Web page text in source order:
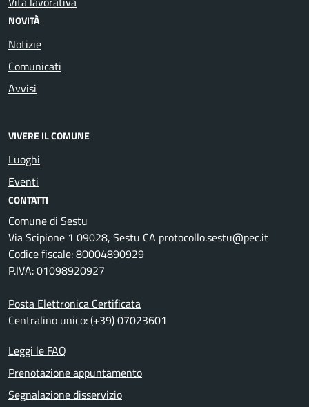
NOVITÀ
Notizie
Comunicati
Avvisi
VIVERE IL COMUNE
Luoghi
Eventi
CONTATTI
Comune di Sestu
Via Scipione 1 09028, Sestu CA protocollo.sestu@pec.it
Codice fiscale: 80004890929
P.IVA: 01098920927
Posta Elettronica Certificata
Centralino unico: (+39) 07023601
Leggi le FAQ
Prenotazione appuntamento
Segnalazione disservizio